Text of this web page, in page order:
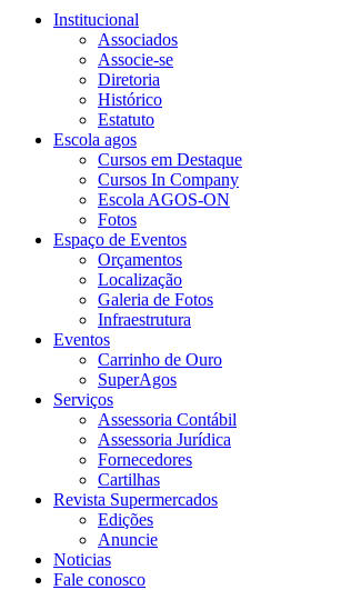
Institucional
Associados
Associe-se
Diretoria
Histórico
Estatuto
Escola agos
Cursos em Destaque
Cursos In Company
Escola AGOS-ON
Fotos
Espaço de Eventos
Orçamentos
Localização
Galeria de Fotos
Infraestrutura
Eventos
Carrinho de Ouro
SuperAgos
Serviços
Assessoria Contábil
Assessoria Jurídica
Fornecedores
Cartilhas
Revista Supermercados
Edições
Anuncie
Noticias
Fale conosco